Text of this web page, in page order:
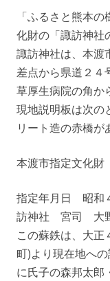
「ふるさと熊本
化財の「諏訪神社
諏訪神社は、本渡
差点から県道２４
草厚生病院の角か
現地説明板は次の
リート造の赤橋が
本渡市指定文化
指定年月日 昭
訪神社 宮司 大
この蘇鉄は、大正
町)より現在地へ
に氏子の森邦太郎